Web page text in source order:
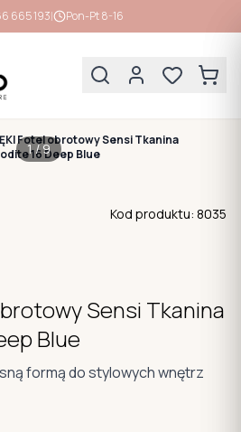
665 193| Pon-Pt 8-16
Fotel obrotowy Sensi Tkanina
16 Deep Blue
1/9
Kod produktu: 8035
Sensi Tkanina
Blue
formą do stylowych wnętrz